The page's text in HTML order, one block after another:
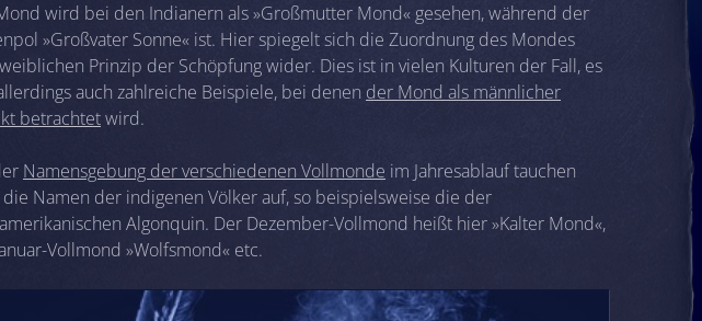
wird bei den Indianern als »Großmutter Mond« gesehen, während der
»Großvater Sonne« ist. Hier spiegelt sich die Zuordnung des Mondes
Prinzip der Schöpfung wider. Dies ist in vielen Kulturen der Fall, es
auch zahlreiche Beispiele, bei denen der Mond als männlicher
betrachtetwird.
Namensgebung der verschiedenen Vollmonde im Jahresablauf tauchen
Namen der indigenen Völker auf, so beispielsweise die der
Algonquin. Der Dezember-Vollmond heißt hier »Kalter Mond«,
Vollmond »Wolfsmond« etc.